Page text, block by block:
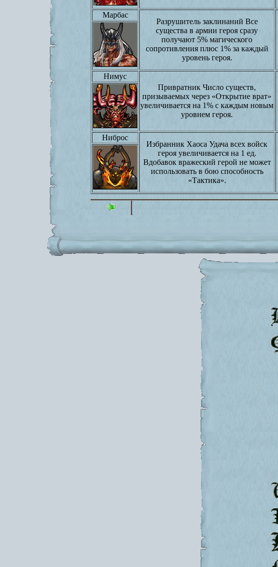
Марбас
Разрушитель заклинаний Все
существа в армии героя сразу
получают 5% магического
сопротивления плюс 1% за каждый
уровень героя.
Нимус
Привратник Число существ,
призываемых через «Открытие врат»
увеличивается на 1% с каждым новым
уровнем героя.
Ниброс
Избранник Хаоса Удача всех войск
героя увеличивается на 1 ед.
Вдобавок вражеский герой не может
использовать в бою способность
«Тактика».